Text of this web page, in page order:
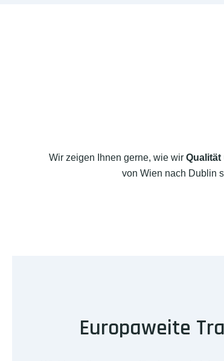
Wir zeigen Ihnen gerne, wie wir Qualität
von Wien nach Dublin
Europaweite